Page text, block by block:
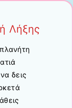
Λήξης
δεις